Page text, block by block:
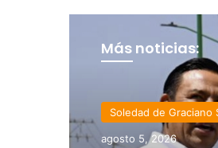
Más noticias:
Estado
agosto 4, 2026